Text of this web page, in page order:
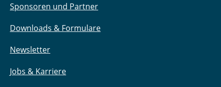
Sponsoren und Partner
Downloads & Formulare
Newsletter
Jobs & Karriere